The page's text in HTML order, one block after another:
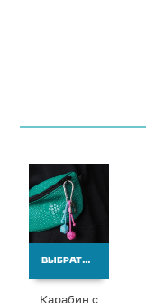
ВЫБРАТЬ ВАРИАНТЫ
Карабин с